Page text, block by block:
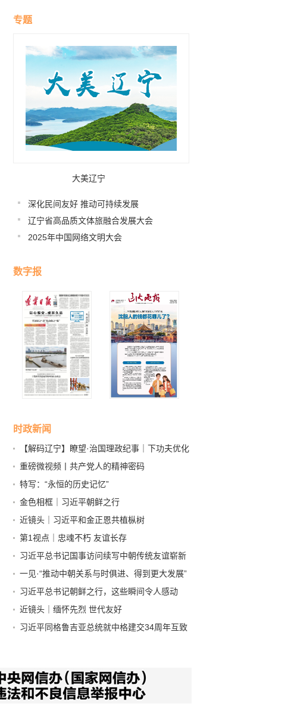
生态走廊
专题
大美辽宁
深化民间友好 推动可持续发展
辽宁省高品质文体旅融合发展大会
2025年中国网络文明大会
数字报
时政新闻
【解码辽宁】瞭望·治国理政纪事｜下功夫优化
营商环境
重磅微视频丨共产党人的精神密码
特写：“永恒的历史记忆”
金色相框｜习近平朝鲜之行
近镜头｜习近平和金正恩共植枞树
第1视点｜忠魂不朽 友谊长存
习近平总书记国事访问续写中朝传统友谊崭新
篇章
一见·“推动中朝关系与时俱进、得到更大发展”
习近平总书记朝鲜之行，这些瞬间令人感动
近镜头｜缅怀先烈 世代友好
习近平同格鲁吉亚总统就中格建交34周年互致